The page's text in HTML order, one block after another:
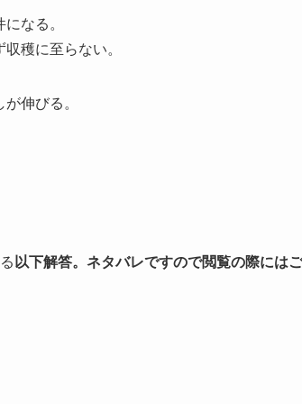
なる。
穫に至らない。
伸びる。
以下解答。ネタバレですので閲覧の際にはご